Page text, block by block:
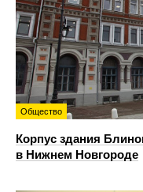
Общество
Корпус здания
в Нижнем Новгороде